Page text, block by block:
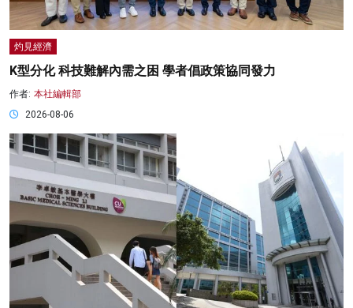
灼見經濟
K型分化 科技難解內需之困 學者倡政策協同發力
作者: 本社編輯部
2026-08-06